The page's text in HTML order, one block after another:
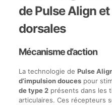
de Pulse Align
dorsales
Mécanisme d’action
La technologie de Pulse
d’impulsion doucespour
de type 2présents dans les
articulaires. Ces récepteurs